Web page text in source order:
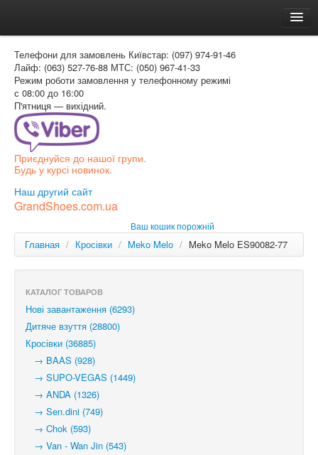
Доставка и оплата
Как заказать
Контакти
Таблиця розмірів
Вхід для покупця
РОС
Телефони для замовлень Київстар: (097) 974-91-46
Лайф: (063) 527-76-88 МТС: (050) 967-41-33
Режим роботи замовлення у телефонному режимі
с 08:00 до 16:00
П'ятниця — вихідний.
Приєднуйся до нашої групи.
Будь у курсі новинок.
Наш другий сайт
GrandShoes.com.ua
Ваш кошик порожній
Главная / Кросівки / Meko Melo / Meko Melo ES90082-77
КАТАЛОГ ТОВАРОВ
Нові завантаження (6293)
Дитяче взуття (28800)
Кросівки (36885)
→ BAAS (928)
→ SUPO-VEGAS (1449)
→ ANDA (1326)
→ Sen.dini (749)
→ Chok (593)
→ Van - Wan Jin (543)